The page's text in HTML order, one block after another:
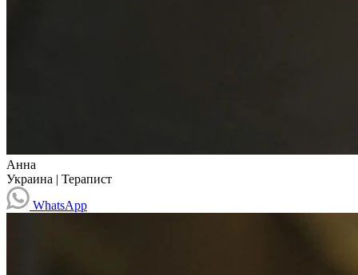
Анна
Украина | Терапист
WhatsApp